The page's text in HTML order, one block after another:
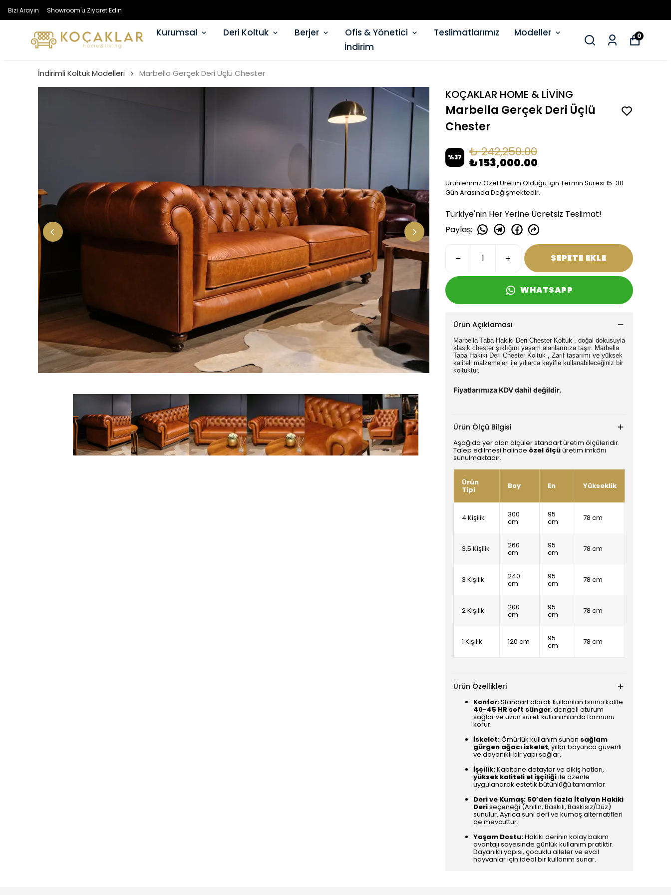
Bizi Arayın Showroom'u Ziyaret Edin
Kurumsal Deri Koltuk Berjer Ofis & Yönetici Teslimatlarımız
Modeller
İndirim
0
İndirimli Koltuk Modelleri Marbella Gerçek Deri Üçlü Chester
KOÇAKLAR HOME & LİVİNG
Marbella Gerçek Deri Üçlü
Chester
%37 ₺ 242,250.00
₺ 153,000.00
Ürünlerimiz Özel Üretim Olduğu İçin Termin Süresi 15-30
Gün Arasında Değişmektedir.
Türkiye'nin Her Yerine Ücretsiz Teslimat!
Paylaş:
SEPETE EKLE
WHATSAPP
Ürün Açıklaması
Marbella Taba Hakiki Deri Chester Koltuk , doğal dokusuyla
klasik chester şıklığını yaşam alanlarınıza taşır. Marbella
Taba Hakiki Deri Chester Koltuk , Zarif tasarımı ve yüksek
kaliteli malzemeleri ile yıllarca keyifle kullanabileceğiniz bir
koltuktur.
Fiyatlarımıza KDV dahil değildir.
Ürün Ölçü Bilgisi
Aşağıda yer alan ölçüler standart üretim ölçüleridir.
Talep edilmesi halinde özel ölçüüretim imkânı
sunulmaktadır.
Ürün
Tipi Boy En Yükseklik
4 Kişilik 300
cm
95
cm 78 cm
3,5 Kişilik 260
cm
95
cm 78 cm
3 Kişilik 240
cm
95
cm 78 cm
2 Kişilik 200
cm
95
cm 78 cm
1 Kişilik 120 cm 95
cm 78 cm
Ürün Özellikleri
Konfor:Standart olarak kullanılan birinci kalite
40-45 HR soft sünger, dengeli oturum
sağlar ve uzun süreli kullanımlarda formunu
korur.
İskelet:Ömürlük kullanım sunan sağlam
gürgen ağacı iskelet, yıllar boyunca güvenli
ve dayanıklı bir yapı sağlar.
İşçilik:Kapitone detaylar ve dikiş hatları,
yüksek kaliteli el işçiliğiile özenle
uygulanarak estetik bütünlüğü tamamlar.
Deri ve Kumaş: 50’den fazla İtalyan Hakiki
Deriseçeneği (Anilin, Baskılı, Baskısız/Düz)
sunulur. Ayrıca suni deri ve kumaş alternatifleri
de mevcuttur.
Yaşam Dostu:Hakiki derinin kolay bakım
avantajı sayesinde günlük kullanım pratiktir.
Dayanıklı yapısı, çocuklu aileler ve evcil
hayvanlar için ideal bir kullanım sunar.